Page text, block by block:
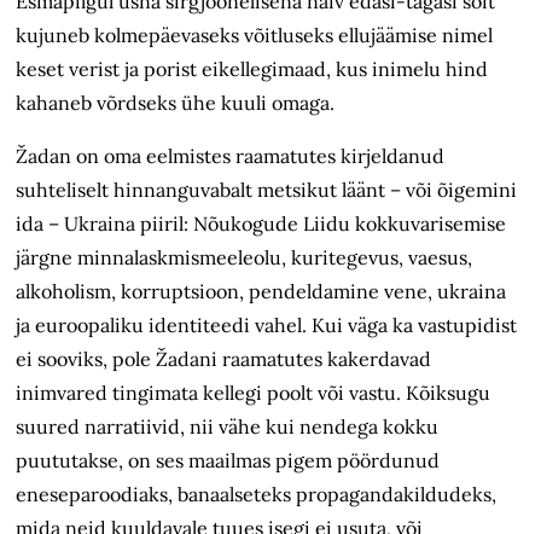
kujuneb kolmepäevaseks võitluseks ellujäämise nimel
keset verist ja porist eikellegimaad, kus inimelu hind
kahaneb võrdseks ühe kuuli omaga.
Žadan on oma eelmistes raamatutes kirjeldanud
suhteliselt hinnanguvabalt metsikut läänt – või õigemini
ida – Ukraina piiril: Nõukogude Liidu kokkuvarisemise
järgne minnalaskmismeeleolu, kuritegevus, vaesus,
alkoholism, korruptsioon, pendeldamine vene, ukraina
ja euroopaliku identiteedi vahel. Kui väga ka vastupidist
ei sooviks, pole Žadani raamatutes kakerdavad
inimvared tingimata kellegi poolt või vastu. Kõiksugu
suured narratiivid, nii vähe kui nendega kokku
puututakse, on ses maailmas pigem pöördunud
eneseparoodiaks, banaalseteks propagandakildudeks,
mida neid kuuldavale tuues isegi ei usuta, või